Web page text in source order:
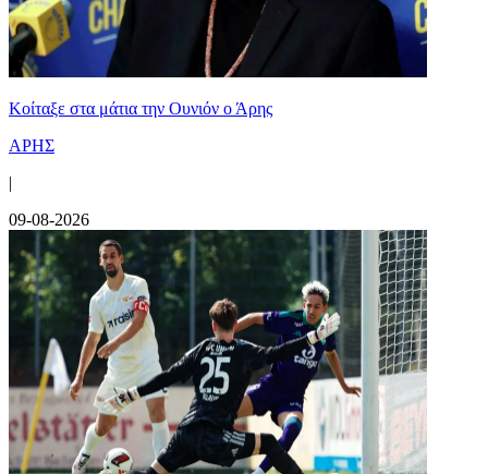
Κοίταξε στα μάτια την Ουνιόν ο Άρης
ΑΡΗΣ
|
09-08-2026